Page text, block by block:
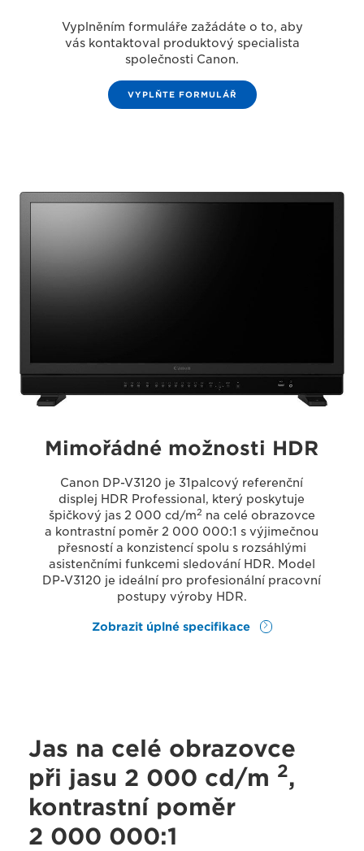
Vyplněním formuláře zažádáte o to, aby
vás kontaktoval produktový specialista
společnosti Canon.
VYPLŇTE FORMULÁŘ
Mimořádné možnosti HDR
Canon DP-V3120 je 31palcový referenční
displej HDR Professional, který poskytuje
špičkový jas 2 000 cd/m2 na celé obrazovce
a kontrastní poměr 2 000 000:1 s výjimečnou
přesností a konzistencí spolu s rozsáhlými
asistenčními funkcemi sledování HDR. Model
DP-V3120 je ideální pro profesionální pracovní
postupy výroby HDR.
Zobrazit úplné specifikace
Jas na celé obrazovce
při jasu 2 000 cd/m 2,
kontrastní poměr
2 000 000:1